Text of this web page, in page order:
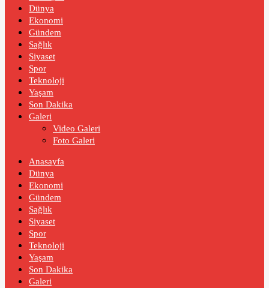
Dünya
Ekonomi
Gündem
Sağlık
Siyaset
Spor
Teknoloji
Yaşam
Son Dakika
Galeri
Video Galeri
Foto Galeri
Anasayfa
Dünya
Ekonomi
Gündem
Sağlık
Siyaset
Spor
Teknoloji
Yaşam
Son Dakika
Galeri